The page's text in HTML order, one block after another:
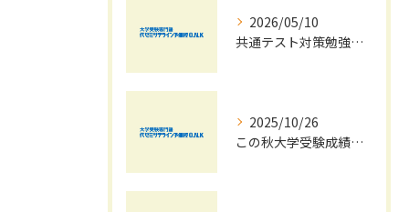
2026/05/10
共通テスト対策勉強は早めに始めましょう！
2025/10/26
この秋大学受験成績大幅UPの秘訣